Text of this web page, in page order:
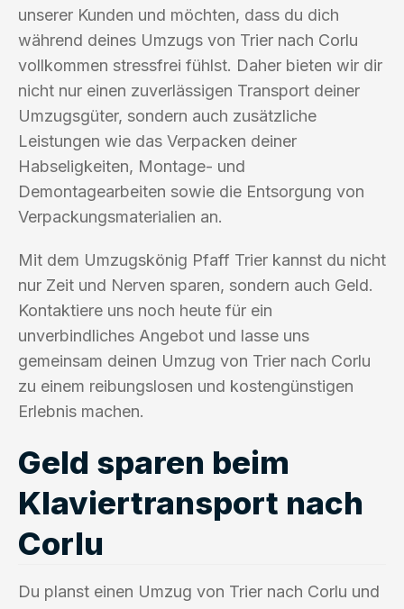
unserer Kunden und möchten, dass du dich
während deines Umzugs von Trier nach Corlu
vollkommen stressfrei fühlst. Daher bieten wir dir
nicht nur einen zuverlässigen Transport deiner
Umzugsgüter, sondern auch zusätzliche
Leistungen wie das Verpacken deiner
Habseligkeiten, Montage- und
Demontagearbeiten sowie die Entsorgung von
Verpackungsmaterialien an.
Mit dem Umzugskönig Pfaff Trier kannst du nicht
nur Zeit und Nerven sparen, sondern auch Geld.
Kontaktiere uns noch heute für ein
unverbindliches Angebot und lasse uns
gemeinsam deinen Umzug von Trier nach Corlu
zu einem reibungslosen und kostengünstigen
Erlebnis machen.
Geld sparen beim
Klaviertransport nach
Corlu
Du planst einen Umzug von Trier nach Corlu und